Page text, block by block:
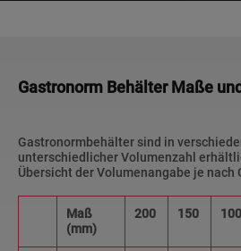
Gastronorm Behälter Maße
Gastronormbehälter sind in
unterschiedlicher Volumenzahl
Übersicht der Volumenangabe je nach
Maß
(mm)
200 150 100